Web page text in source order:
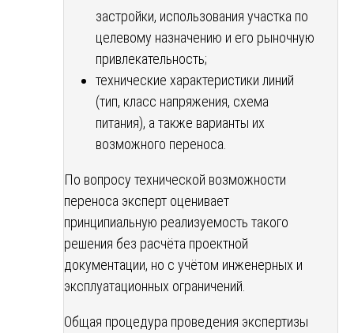
застройки, использования участка по
целевому назначению и его рыночную
привлекательность;
технические характеристики линий
(тип, класс напряжения, схема
питания), а также варианты их
возможного переноса.
По вопросу технической возможности
переноса эксперт оценивает
принципиальную реализуемость такого
решения без расчёта проектной
документации, но с учётом инженерных и
эксплуатационных ограничений.
Общая процедура проведения экспертизы